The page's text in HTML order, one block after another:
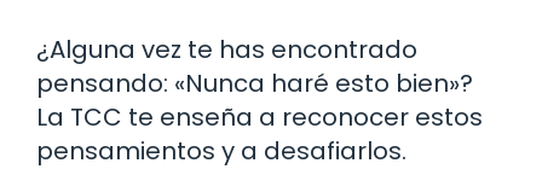
¿Alguna vez te has encontrado
pensando: «Nunca haré esto bien»?
La TCC te enseña a reconocer estos
pensamientos y a desafiarlos.